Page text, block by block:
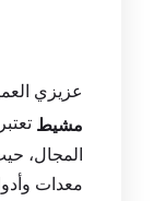
عزيزي
مشيط
المجال،
معدات